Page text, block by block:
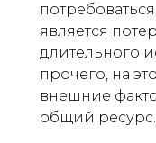
является
длительного
прочего, на
внешние
общий ресурс.